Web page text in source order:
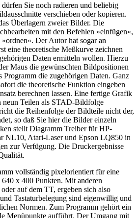
Sie noch radieren und beliebig
verschieben oder kopieren.
Überlagern zweier Bilder. Die
mit den Befehlen »einfügen«,
Der Autor hat sogar an
eine theoretische Meßkurve zeichnen
Daten ermitteln wollen. Hierzu
Maus die gewünschten Bildpositionen
Programm die zugehörigen Daten. Ganz
die theoretische Funktion eingeben
berechnen lassen. Eine fertige Grafik
neun Teilen als STAD-Bildfolge
die Reihenfolge der Bildteile nicht der,
so daß Sie hier die Bilder einzeln
stellt Diagramm Treiber für HP-
NL10, Atari-Laser und Epson LQ850 in
zur Verfügung. Die Druckergebnisse
vollständig pixelorientiert für eine
x 400 Punkten. Mit anderen
auf dem TT, ergeben sich also
Tastaturbelegung sind eigenwillig und
Normen. Zum Programm gehört ein
Menüpunkte aufführt. Der Umgang mit